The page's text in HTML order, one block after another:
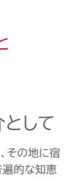
して
その地に宿
遍的な知恵